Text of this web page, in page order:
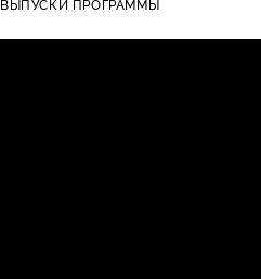
ВЫПУСКИ ПРОГРАММЫ